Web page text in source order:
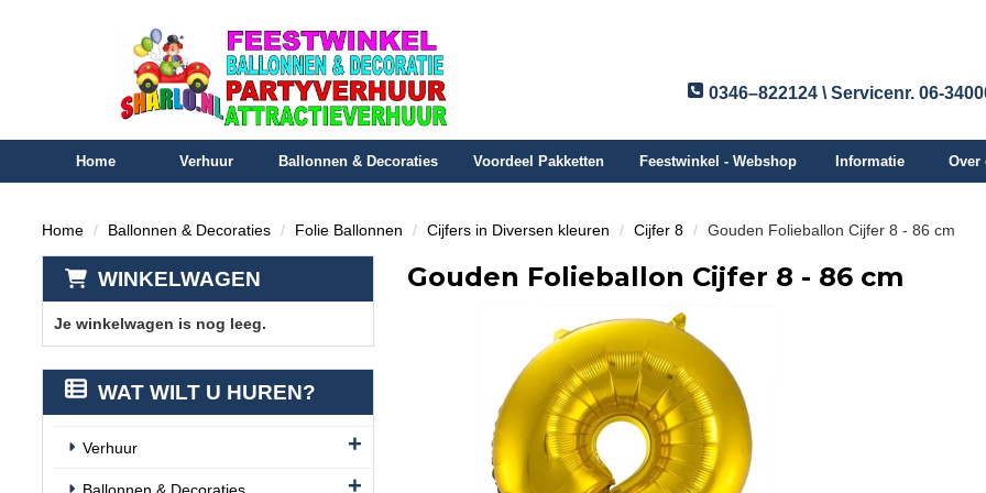
0346–822124 \ Servicenr. 06-
Home Verhuur Ballonnen & Decoraties Voordeel Pakketten Feestwinkel - Webshop Informatie Over
Home Ballonnen & Decoraties Folie Ballonnen Cijfers in Diversen kleuren Cijfer 8 Gouden Folieballon Cijfer 8 - 86 cm
WINKELWAGEN
Je winkelwagen is nog leeg.
WAT WILT U HUREN?
Verhuur
Gouden Folieballon Cijfer 8 - 86 cm